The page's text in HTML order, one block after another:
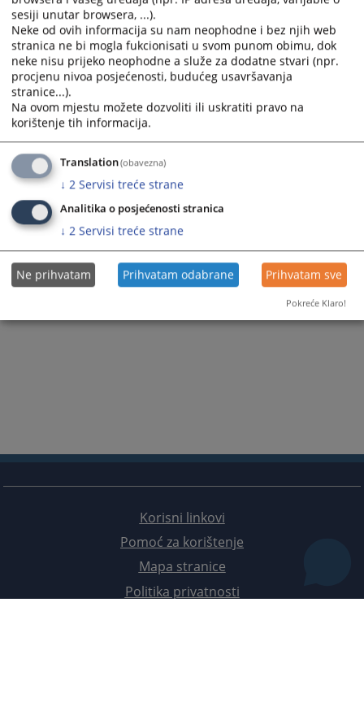
utvrdi njegova krivica.
Prikazana vijest je na: Srpski jezik
3235PREGLEDA
Korisni linkovi
Pomoć za korištenje
Mapa stranice
Politika privatnosti
sesiji unutar browsera, ...).
Neke od ovih informacija su nam neophodne i bez njih web
stranica ne bi mogla fukcionisati u svom punom obimu, dok
neke nisu prijeko neophodne a služe za dodatne stvari (npr.
procjenu nivoa posjećenosti, budućeg usavršavanja
stranice...).
Na ovom mjestu možete dozvoliti ili uskratiti pravo na
korištenje tih informacija.
Translation(obavezna)
↓ 2 Servisi treće strane
Analitika o posjećenosti stranica
↓ 2 Servisi treće strane
Ne prihvatam Prihvatam odabrane Prihvatam sve
Pokreće Klaro!